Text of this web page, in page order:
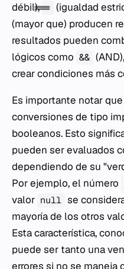
débil), === (igualdad
(mayor que) producen
resultados pueden
lógicos como && (AND),
crear condiciones más
Es importante notar
conversiones de tipo
booleanos. Esto
pueden ser evaluados
dependiendo de su
Por ejemplo, el número
valor null se
mayoría de los otros
Esta característica,
puede ser tanto una
errores si no se maneja